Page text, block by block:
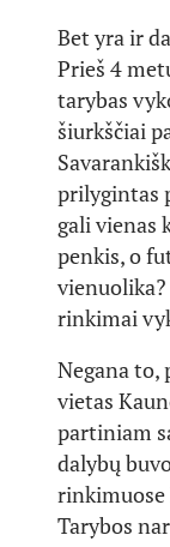
Bet yra ir
Prieš 4
tarybas
šiurkščiai
prilygintas
gali vienas
penkis, o
rinkimai
Negana to,
vietas
partiniam
dalybų
rinkimuose
Tarybos